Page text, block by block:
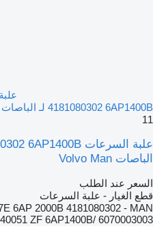
4181080302 6AP1400B لـ الباصات Volvo Man
11
الباصات Volvo Man
السعر عند الطلب
قطع الغيار - علبة السرعات
6AP 2000B 4181080302 - MAN
ZF 6AP1400B/ 6070003003